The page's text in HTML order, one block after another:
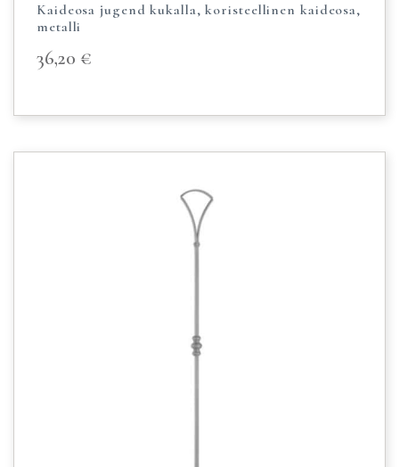
Kaideosa jugend kukalla, koristeellinen kaideosa,
metalli
36,20 €